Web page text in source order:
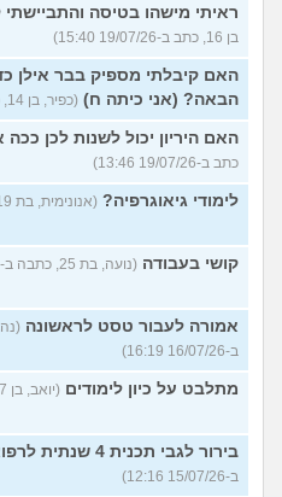
ראיתי מישהו בטיסה והתביישתי
בן 16, כתב ב-19/07/26 15:40)
האם קיבלתי מספיק בבר אילן
הבאה? (אני כיתה ח) (כפיר, בן 14, כתב ב-19/07/26 13:57)
האם היריון יכול לשנות לכן
כתב ב-19/07/26 13:46)
לימודי גיאוגרפיה? (אנונימית, בת 19, כתבה ב-19/07/26 13:37)
קושי בעבודה (נועה, בת 25, כתבה ב-16/07/26 16:28)
אמורה לעבור טסט לראשונה
ב-16/07/26 16:19)
מתלבט על כיון לימודים (יואב, בן 27, כתב ב-16/07/26 16:10)
בירור לגבי תכנית 4 שנתית לרפואה
ב-15/07/26 12:16)